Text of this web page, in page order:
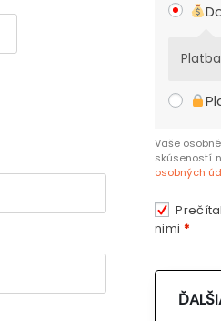
Vaše
skúseností
osobných
nimi *